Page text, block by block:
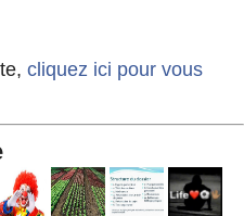
cliquez ici pour vous